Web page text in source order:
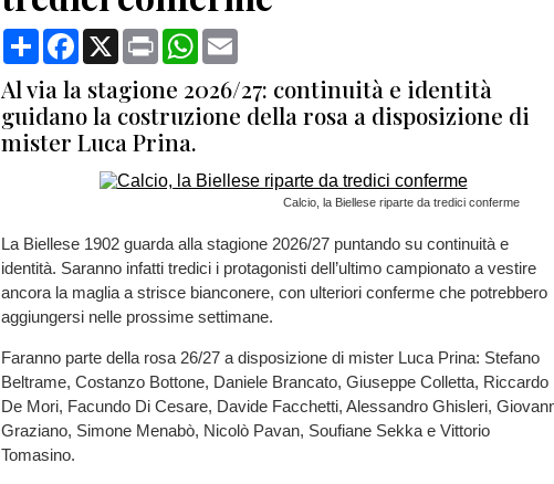
CondividiFacebook
X Print WhatsApp
Al via la stagione 2026/27: continuità e identità
guidano la costruzione della rosa a disposizione di
mister Luca Prina.
Calcio, la Biellese riparte da tredici conferme
La Biellese 1902 guarda alla stagione 2026/27 puntando su continuità e
identità. Saranno infatti tredici i protagonisti dell’ultimo campionato a vestire
ancora la maglia a strisce bianconere, con ulteriori conferme che potrebbero
aggiungersi nelle prossime settimane.
Faranno parte della rosa 26/27 a disposizione di mister Luca Prina: Stefano
Beltrame, Costanzo Bottone, Daniele Brancato, Giuseppe Colletta, Riccardo
De Mori, Facundo Di Cesare, Davide Facchetti, Alessandro Ghisleri,
Graziano, Simone Menabò, Nicolò Pavan, Soufiane Sekka e Vittorio
Tomasino.